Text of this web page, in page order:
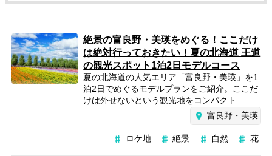
絶景の富良野・美瑛をめぐる！ここだけ
は絶対行っておきたい！夏の北海道 王道
の観光スポット1泊2日モデルコース
夏の北海道の人気エリア「富良野・美瑛」を1
泊2日でめぐるモデルプランをご紹介。ここだ
けは外せないという観光地をコンパクト...
富良野・美瑛
ロケ地 絶景 自然 花